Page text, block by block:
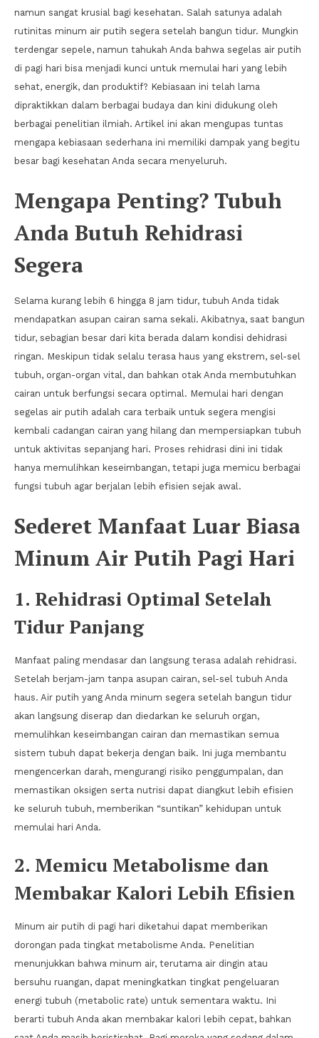
namun sangat krusial bagi kesehatan. Salah satunya adalah
rutinitas minum air putih segera setelah bangun tidur. Mungkin
terdengar sepele, namun tahukah Anda bahwa segelas air putih
di pagi hari bisa menjadi kunci untuk memulai hari yang lebih
sehat, energik, dan produktif? Kebiasaan ini telah lama
dipraktikkan dalam berbagai budaya dan kini didukung oleh
berbagai penelitian ilmiah. Artikel ini akan mengupas tuntas
mengapa kebiasaan sederhana ini memiliki dampak yang begitu
besar bagi kesehatan Anda secara menyeluruh.
Mengapa Penting? Tubuh
Anda Butuh Rehidrasi
Segera
Selama kurang lebih 6 hingga 8 jam tidur, tubuh Anda tidak
mendapatkan asupan cairan sama sekali. Akibatnya, saat bangun
tidur, sebagian besar dari kita berada dalam kondisi dehidrasi
ringan. Meskipun tidak selalu terasa haus yang ekstrem, sel-sel
tubuh, organ-organ vital, dan bahkan otak Anda membutuhkan
cairan untuk berfungsi secara optimal. Memulai hari dengan
segelas air putih adalah cara terbaik untuk segera mengisi
kembali cadangan cairan yang hilang dan mempersiapkan tubuh
untuk aktivitas sepanjang hari. Proses rehidrasi dini ini tidak
hanya memulihkan keseimbangan, tetapi juga memicu berbagai
fungsi tubuh agar berjalan lebih efisien sejak awal.
Sederet Manfaat Luar Biasa
Minum Air Putih Pagi Hari
1. Rehidrasi Optimal Setelah
Tidur Panjang
Manfaat paling mendasar dan langsung terasa adalah rehidrasi.
Setelah berjam-jam tanpa asupan cairan, sel-sel tubuh Anda
haus. Air putih yang Anda minum segera setelah bangun tidur
akan langsung diserap dan diedarkan ke seluruh organ,
memulihkan keseimbangan cairan dan memastikan semua
sistem tubuh dapat bekerja dengan baik. Ini juga membantu
mengencerkan darah, mengurangi risiko penggumpalan, dan
memastikan oksigen serta nutrisi dapat diangkut lebih efisien
ke seluruh tubuh, memberikan “suntikan” kehidupan untuk
memulai hari Anda.
2. Memicu Metabolisme dan
Membakar Kalori Lebih Efisien
Minum air putih di pagi hari diketahui dapat memberikan
dorongan pada tingkat metabolisme Anda. Penelitian
menunjukkan bahwa minum air, terutama air dingin atau
bersuhu ruangan, dapat meningkatkan tingkat pengeluaran
energi tubuh (metabolic rate) untuk sementara waktu. Ini
berarti tubuh Anda akan membakar kalori lebih cepat, bahkan